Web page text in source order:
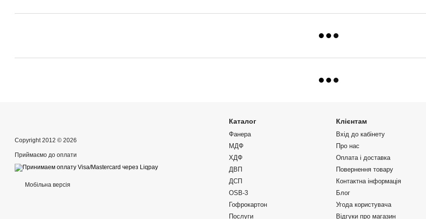
Copyright 2012 © 2026
Приймаємо до оплати
Мобільна версія
Каталог
Фанера
МДФ
ХДФ
ДВП
ДСП
OSB-3
Гофрокартон
Послуги
Клієнтам
Вхід до кабінету
Про нас
Оплата і доставка
Повернення товару
Контактна інформація
Блог
Угода користувача
Відгуки про магазин